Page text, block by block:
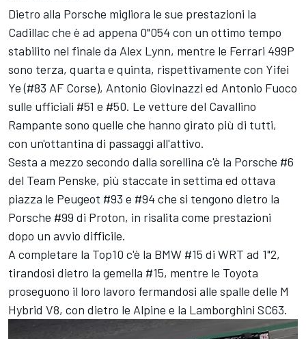
Dietro alla Porsche migliora le sue prestazioni la
Cadillac che è ad appena 0"054 con un ottimo tempo
stabilito nel finale da Alex Lynn, mentre le Ferrari 499P
sono terza, quarta e quinta, rispettivamente con Yifei
Ye (#83 AF Corse), Antonio Giovinazzi ed Antonio Fuoco
sulle ufficiali #51 e #50. Le vetture del Cavallino
Rampante sono quelle che hanno girato più di tutti,
con un'ottantina di passaggi all'attivo.
Sesta a mezzo secondo dalla sorellina c'è la Porsche #6
del Team Penske, più staccate in settima ed ottava
piazza le Peugeot #93 e #94 che si tengono dietro la
Porsche #99 di Proton, in risalita come prestazioni
dopo un avvio difficile.
A completare la Top10 c'è la BMW #15 di WRT ad 1"2,
tirandosi dietro la gemella #15, mentre le Toyota
proseguono il loro lavoro fermandosi alle spalle delle M
Hybrid V8, con dietro le Alpine e la Lamborghini SC63.